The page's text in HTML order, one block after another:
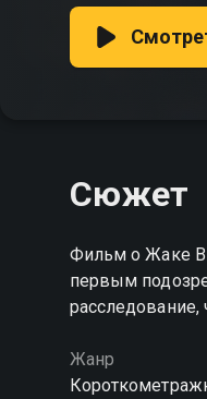
Сюжет
Фильм о Жаке
первым
расследование,
Жанр